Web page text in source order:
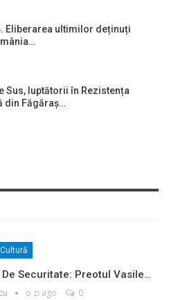
Eliberarea ultimilor deținuți
Sus, luptătorii în Rezistența
din Făgăraș…
Cultură
Securitate: Preotul Vasile…
o zi ago 0